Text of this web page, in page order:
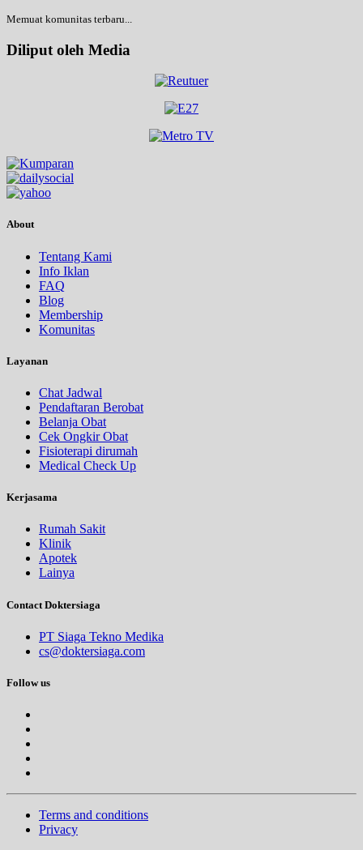
Memuat komunitas terbaru...
Diliput oleh Media
About
Tentang Kami
Info Iklan
FAQ
Blog
Membership
Komunitas
Layanan
Chat Jadwal
Pendaftaran Berobat
Belanja Obat
Cek Ongkir Obat
Fisioterapi dirumah
Medical Check Up
Kerjasama
Rumah Sakit
Klinik
Apotek
Lainya
Contact Doktersiaga
PT Siaga Tekno Medika
cs@doktersiaga.com
Follow us
Terms and conditions
Privacy